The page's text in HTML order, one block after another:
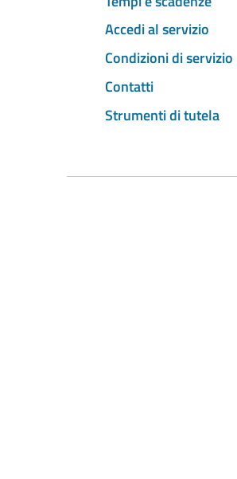
Accedi al servizio
Condizioni di servizio
Contatti
Strumenti di tutela